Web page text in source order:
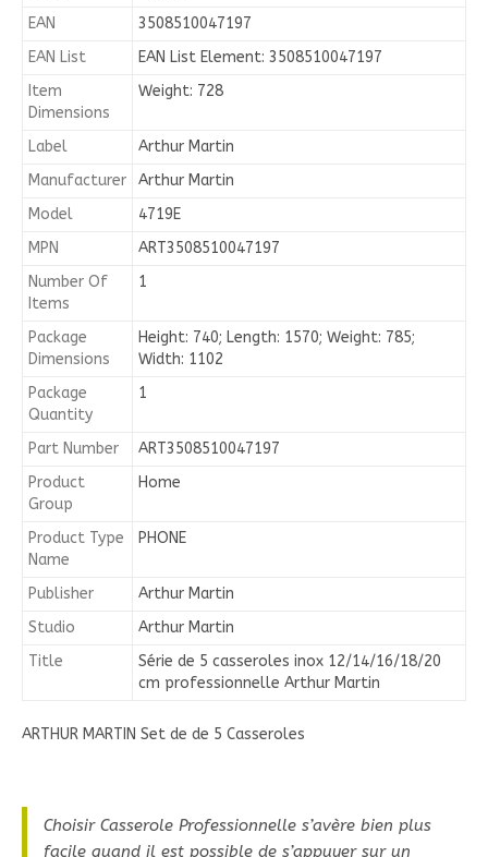
EAN
3508510047197
EAN List
EAN List Element: 3508510047197
Item
Dimensions
Weight: 728
Label
Arthur Martin
Manufacturer
Arthur Martin
Model
4719E
MPN
ART3508510047197
Number Of
Items
1
Package
Dimensions
Height: 740; Length: 1570; Weight: 785;
Width: 1102
Package
Quantity
1
Part Number
ART3508510047197
Product
Group
Home
Product Type
Name
PHONE
Publisher
Arthur Martin
Studio
Arthur Martin
Title
Série de 5 casseroles inox 12/14/16/18/20
cm professionnelle Arthur Martin
ARTHUR MARTIN Set de de 5 Casseroles
Choisir Casserole Professionnelle s’avère bien plus
facile quand il est possible de s’appuyer sur un